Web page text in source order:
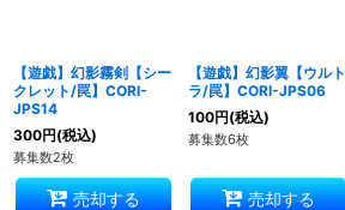
【遊戯】幻影霧剣【シー
クレット/罠】CORI-
JPS14
300円(税込)
募集数2枚
売却する
【遊戯】幻影翼【ウルト
ラ/罠】CORI-JPS06
100円(税込)
募集数6枚
売却する